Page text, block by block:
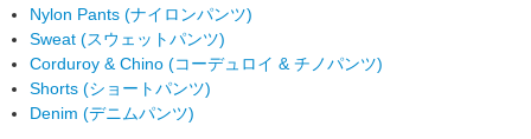
Nylon Pants (ナイロンパンツ)
Sweat (スウェットパンツ)
Corduroy & Chino (コーデュロイ & チノパンツ)
Shorts (ショートパンツ)
Denim (デニムパンツ)